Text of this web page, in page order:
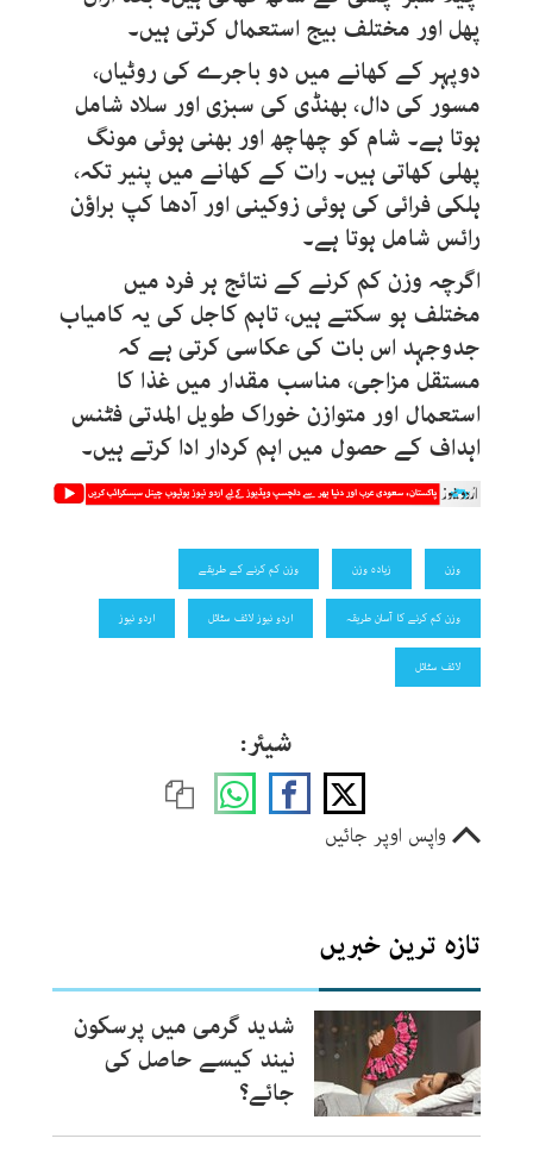
پھل اور مختلف بیج استعمال کرتی ہیں۔
دوپہر کے کھانے میں دو باجرے کی روٹیاں،
مسور کی دال، بھنڈی کی سبزی اور سلاد شامل
ہوتا ہے۔ شام کو چھاچھ اور بھنی ہوئی مونگ
پھلی کھاتی ہیں۔ رات کے کھانے میں پنیر تکہ،
ہلکی فرائی کی ہوئی زوکینی اور آدھا کپ براؤن
رائس شامل ہوتا ہے۔
اگرچہ وزن کم کرنے کے نتائج ہر فرد میں
مختلف ہو سکتے ہیں، تاہم کاجل کی یہ کامیاب
جدوجہد اس بات کی عکاسی کرتی ہے کہ
مستقل مزاجی، مناسب مقدار میں غذا کا
استعمال اور متوازن خوراک طویل المدتی فٹنس
اہداف کے حصول میں اہم کردار ادا کرتے ہیں۔
وزن زیادہ وزن وزن کم کرنے کے طریقے
وزن کم کرنے کا آسان طریقہ اردو نیوز لائف سٹائل اردو نیوز
لائف سٹائل
شیئر:
واپس اوپر جائیں
تازہ ترین خبریں
شدید گرمی میں پرسکون
نیند کیسے حاصل کی
جائے؟